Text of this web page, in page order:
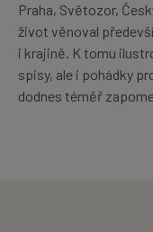
Praha, Světozor,
život věnoval
i krajině. K tomu
spisy, ale i pohádky
dodnes téměř